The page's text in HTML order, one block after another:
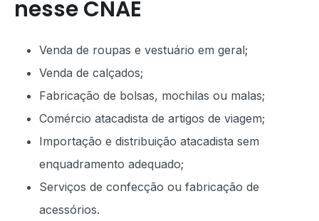
nesse CNAE
Venda de roupas e vestuário em geral;
Venda de calçados;
Fabricação de bolsas, mochilas ou malas;
Comércio atacadista de artigos de viagem;
Importação e distribuição atacadista sem
enquadramento adequado;
Serviços de confecção ou fabricação de
acessórios.